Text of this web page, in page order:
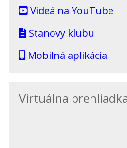
Videá na YouTube
Stanovy klubu
Mobilná aplikácia
Virtuálna prehliadka